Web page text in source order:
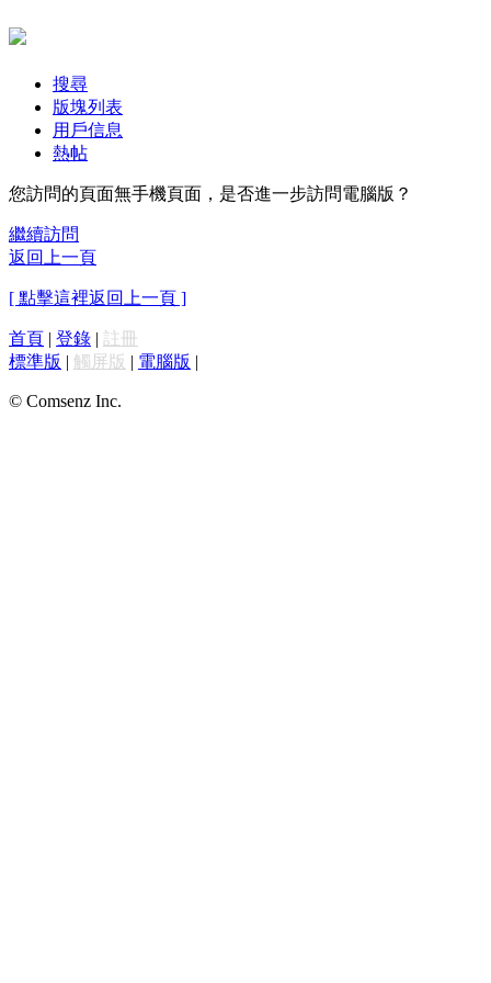
搜尋
版塊列表
用戶信息
熱帖
您訪問的頁面無手機頁面，是否進一步訪問電腦版？
繼續訪問
返回上一頁
[ 點擊這裡返回上一頁 ]
首頁 | 登錄 | 註冊
標準版 | 觸屏版 | 電腦版 |
© Comsenz Inc.